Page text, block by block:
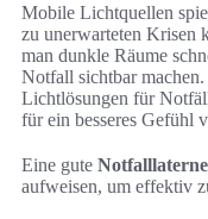
Mobile Lichtquellen
zu unerwarteten Krisen
man dunkle Räume
Notfall sichtbar
Lichtlösungen für
für ein besseres Gefühl
Eine gute Notfalllaterne
aufweisen, um effektiv